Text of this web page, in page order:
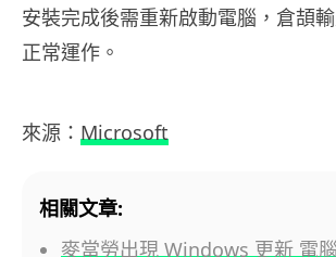
安裝完成後需重新啟動電腦，倉頡
正常運作。
來源： Microsoft
相關文章:
麥當勞出現 Windows 更新 電